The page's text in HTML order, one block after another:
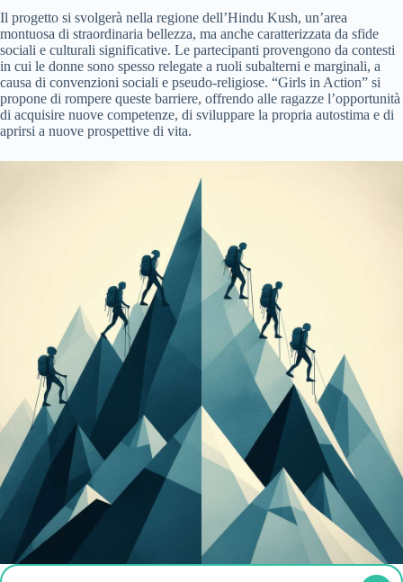
Il progetto si svolgerà nella regione dell’Hindu Kush, un’area
montuosa di straordinaria bellezza, ma anche caratterizzata da sfide
sociali e culturali significative. Le partecipanti provengono da contesti
in cui le donne sono spesso relegate a ruoli subalterni e marginali, a
causa di convenzioni sociali e pseudo-religiose. “Girls in Action” si
propone di rompere queste barriere, offrendo alle ragazze l’opportunità
di acquisire nuove competenze, di sviluppare la propria autostima e di
aprirsi a nuove prospettive di vita.